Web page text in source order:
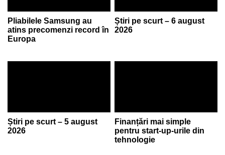
Pliabilele Samsung au
atins precomenzi record în
Europa
Știri pe scurt – 6 august
2026
Știri pe scurt – 5 august
2026
Finanțări mai simple
pentru start-up-urile din
tehnologie